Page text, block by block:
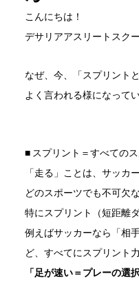
こんにちは！
デサリアアスリートスク
なぜ、今、「スプリント
よく言われる様になって
■ スプリント＝すべての
「走る」ことは、サッカ
どのスポーツでも不可欠
特にスプリント（短距離
例えばサッカーなら「相
ど、すべてにスプリント
「足が速い＝プレーの選